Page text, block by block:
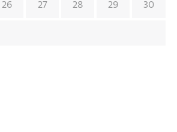
26 27 28 29 30